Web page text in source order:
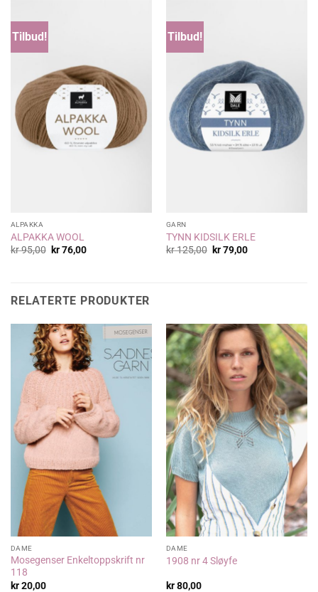
Tilbud!
ALPAKKA
ALPAKKA WOOL
kr95,00 Opprinnelig
kr76,00Nåværende
Tilbud!
GARN
TYNN KIDSILK ERLE
kr125,00 Opprinnelig
kr79,00Nåværende
RELATERTE PRODUKTER
DAME
Mosegenser Enkeltoppskrift nr
118
kr20,00
DAME
1908 nr 4 Sløyfe
kr80,00